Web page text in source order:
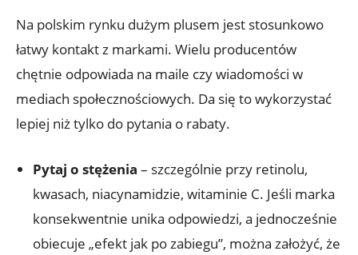
Na polskim rynku dużym plusem jest stosunkowo
łatwy kontakt z markami. Wielu producentów
chętnie odpowiada na maile czy wiadomości w
mediach społecznościowych. Da się to wykorzystać
lepiej niż tylko do pytania o rabaty.
Pytaj o stężenia – szczególnie przy retinolu,
kwasach, niacynamidzie, witaminie C. Jeśli marka
konsekwentnie unika odpowiedzi, a jednocześnie
obiecuje „efekt jak po zabiegu”, można założyć, że